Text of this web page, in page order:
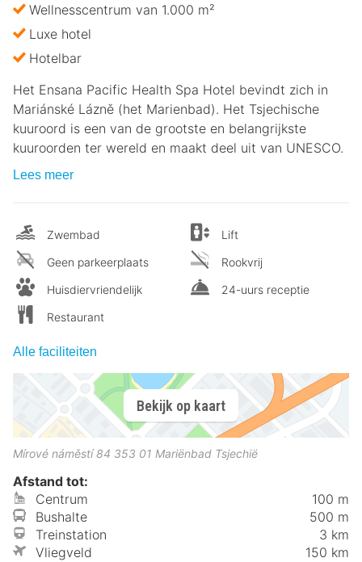
Wellnesscentrum van 1.000 m²
Luxe hotel
Hotelbar
Het Ensana Pacific Health Spa Hotel bevindt zich in
Mariánské Lázně (het Marienbad). Het Tsjechische
kuuroord is een van de grootste en belangrijkste
kuuroorden ter wereld en maakt deel uit van UNESCO.
Lees meer
Zwembad
Geen parkeerplaats
Huisdiervriendelijk
Restaurant
Lift
Rookvrij
24-uurs receptie
Alle faciliteiten
Bekijk op kaart
Mírové náměstí 84 353 01 Mariënbad Tsjechië
Afstand tot:
Centrum
100 m
Bushalte
500 m
Treinstation
3 km
Vliegveld
150 km